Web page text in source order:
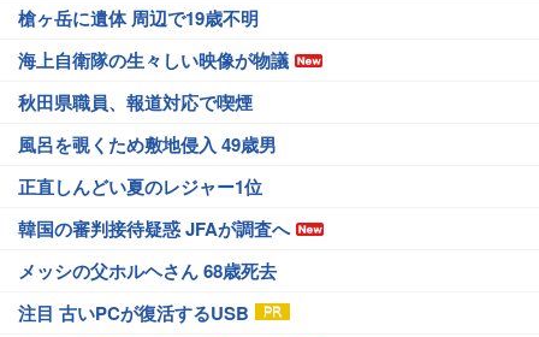
槍ヶ岳に遺体 周辺で19歳不明
海上自衛隊の生々しい映像が物議
秋田県職員、報道対応で喫煙
風呂を覗くため敷地侵入 49歳男
正直しんどい夏のレジャー1位
韓国の審判接待疑惑 JFAが調査へ
メッシの父ホルヘさん 68歳死去
注目 古いPCが復活するUSB